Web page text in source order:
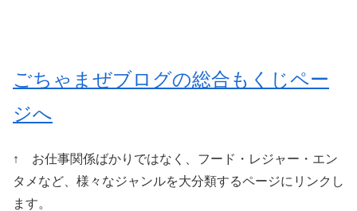
ごちゃまぜブログの総合もくじペー
ジへ
↑ お仕事関係ばかりではなく、フード・レジャー・エン
タメなど、様々なジャンルを大分類するページにリンクし
ます。